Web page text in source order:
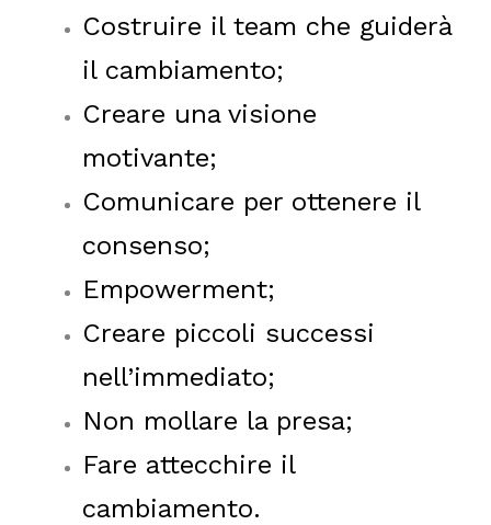
Costruire il team che guiderà
il cambiamento;
Creare una visione
motivante;
Comunicare per ottenere il
consenso;
Empowerment;
Creare piccoli successi
nell’immediato;
Non mollare la presa;
Fare attecchire il
cambiamento.